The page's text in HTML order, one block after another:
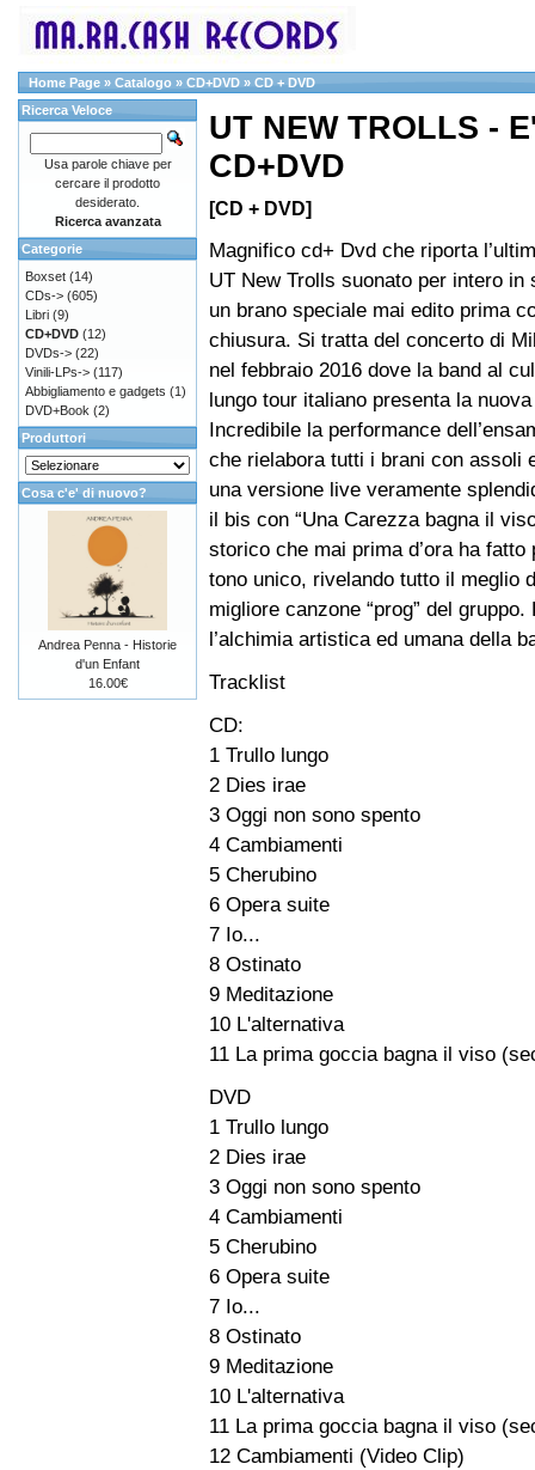
Home Page » Catalogo » CD+DVD » CD + DVD
UT NEW TROLLS -
CD+DVD
[CD + DVD]
Magnifico cd+ Dvd che riporta
UT New Trolls suonato per intero in
un brano speciale mai edito prima
chiusura. Si tratta del concerto di
nel febbraio 2016 dove la band al
lungo tour italiano presenta la
Incredibile la performance
che rielabora tutti i brani con assoli
una versione live veramente
il bis con “Una Carezza bagna il
storico che mai prima d’ora ha
tono unico, rivelando tutto il meglio
migliore canzone “prog” del
l’alchimia artistica ed umana della
Tracklist
CD:
1 Trullo lungo
2 Dies irae
3 Oggi non sono spento
4 Cambiamenti
5 Cherubino
6 Opera suite
7 Io...
8 Ostinato
9 Meditazione
10 L'alternativa
11 La prima goccia bagna il viso
DVD
1 Trullo lungo
2 Dies irae
3 Oggi non sono spento
4 Cambiamenti
5 Cherubino
6 Opera suite
7 Io...
8 Ostinato
9 Meditazione
10 L'alternativa
11 La prima goccia bagna il viso
12 Cambiamenti (Video Clip)
Ricerca Veloce
Usa parole chiave per
cercare il prodotto
desiderato.
Ricerca avanzata
Categorie
Boxset (14)
CDs-> (605)
Libri (9)
CD+DVD (12)
DVDs-> (22)
Vinili-LPs-> (117)
Abbigliamento e gadgets (1)
DVD+Book (2)
Produttori
Cosa c'e' di nuovo?
Andrea Penna - Historie
d'un Enfant
16.00€